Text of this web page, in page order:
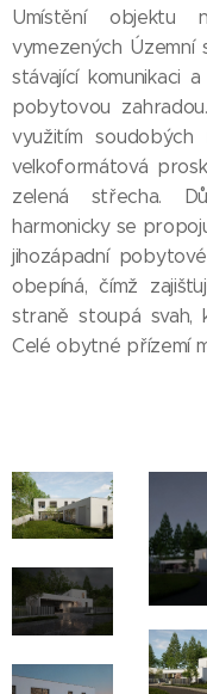
Umístění objektu
vymezených Územní
stávající komunikaci
pobytovou
využitím soudobých
velkoformátová
zelená střecha.
harmonicky se
jihozápadní
obepíná, čímž
straně stoupá svah,
Celé obytné přízemí